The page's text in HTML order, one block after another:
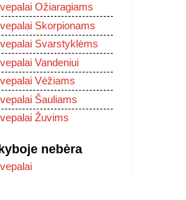
Ožiaragiams
Skorpionams
Svarstyklėms
Vandeniui
Vėžiams
Šauliams
Žuvims
nebėra